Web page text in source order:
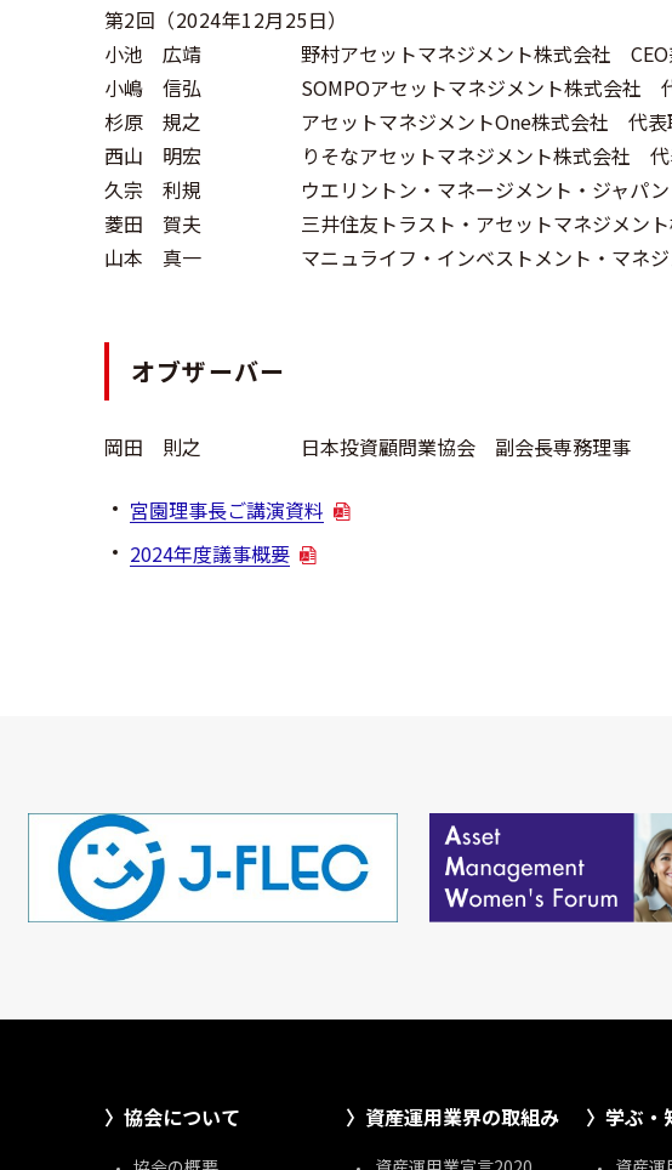
第2回（2024年12月25日）
小池 広靖
野村アセットマネジメント株式会社
小嶋 信弘
SOMPOアセットマネジメント株式会社
杉原 規之
アセットマネジメントOne株式会社 代表
西山 明宏
りそなアセットマネジメント株式会社
久宗 利規
ウエリントン・マネージメント・ジャパ
菱田 賀夫
三井住友トラスト・アセットマネジメン
山本 真一
マニュライフ・インベストメント・マネ
オブザーバー
岡田 則之 日本投資顧問業協会 副会長専務理事
宮園理事長ご講演資料
2024年度議事概要
協会について 資産運用業界の取組み 学ぶ・